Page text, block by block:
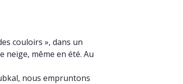
couloirs », dans un
neige, même en été. Au
nous empruntons